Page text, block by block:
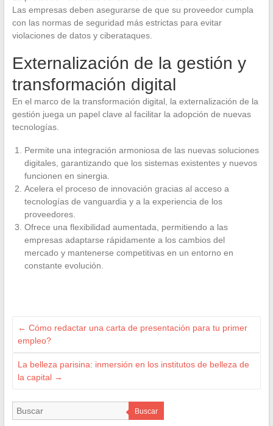
Las empresas deben asegurarse de que su proveedor cumpla
con las normas de seguridad más estrictas para evitar
violaciones de datos y ciberataques.
Externalización de la gestión y
transformación digital
En el marco de la transformación digital, la externalización de la
gestión juega un papel clave al facilitar la adopción de nuevas
tecnologías.
Permite una integración armoniosa de las nuevas soluciones
digitales, garantizando que los sistemas existentes y nuevos
funcionen en sinergia.
Acelera el proceso de innovación gracias al acceso a
tecnologías de vanguardia y a la experiencia de los
proveedores.
Ofrece una flexibilidad aumentada, permitiendo a las
empresas adaptarse rápidamente a los cambios del
mercado y mantenerse competitivas en un entorno en
constante evolución.
← Cómo redactar una carta de presentación para tu primer
empleo?
La belleza parisina: inmersión en los institutos de belleza de
la capital →
Buscar